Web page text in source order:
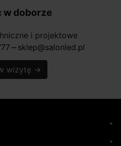
w doborze
i projektowe
horizontal_rule sklep@salonled.pl
wizytę →
arrow_drop_down
arrow_drop_down